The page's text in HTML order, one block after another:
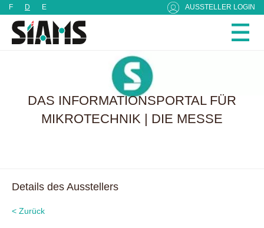
F D E AUSSTELLER LOGIN
DAS INFORMATIONSPORTAL FÜR
MIKROTECHNIK | DIE MESSE
Details des Ausstellers
< Zurück
Cookie-Einstellungen